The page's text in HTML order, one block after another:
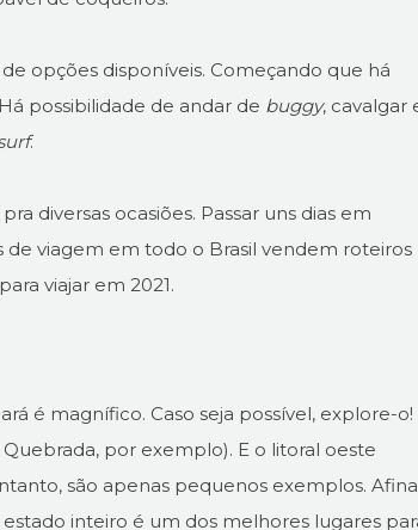
opções disponíveis. Começando que há
possibilidade de andar de buggy, cavalgar
.
diversas ocasiões. Passar uns dias em
viagem em todo o Brasil vendem roteiros
viajar em 2021.
é magnífico. Caso seja possível, explore-o!
por exemplo). E o litoral oeste
são apenas pequenos exemplos.
estado inteiro é um dos melhores lugares